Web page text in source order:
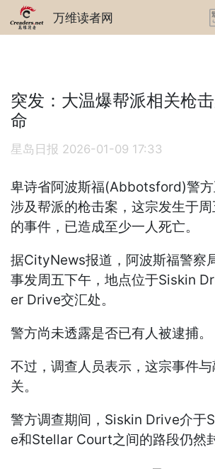
万维读者网
突发：大温爆帮派相关枪
命
星岛日报 2026-01-09 17:33
卑诗省阿波斯福(Abbotsford)警
涉及帮派的枪击案，这宗发生于
的事件，已造成至少一人死亡。
据CityNews报道，阿波斯福警察
事发周五下午，地点位于Siskin
er Drive交汇处。
警方尚未透露是否已有人被逮捕。
不过，调查人员表示，这宗事件
关。
警方调查期间，Siskin Drive介于
e和Stellar Court之间的路段仍然